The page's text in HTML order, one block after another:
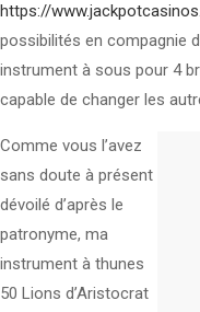
https://
possibilités en compagnie
instrument à sous pour 4
capable de changer les
Comme vous l’avez
sans doute à présent
dévoilé d’après le
patronyme, ma
instrument à thunes
50 Lions d’Aristocrat